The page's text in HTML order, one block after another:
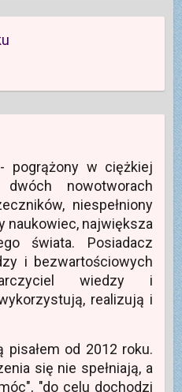
- pogrążony w ciężkiej
nowotworach
niespełniony
naukowiec, największa
świata. Posiadacz
i bezwartościowych
wiedzy i
realizują i
pisałem od 2012 roku.
się nie spełniają, a
"do celu dochodzi